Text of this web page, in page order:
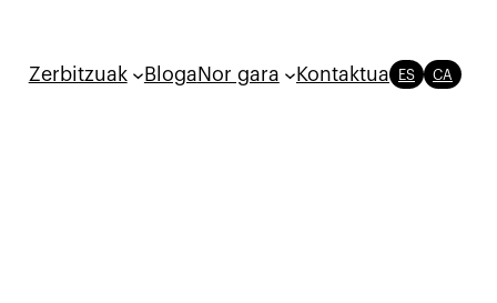
Zerbitzuak Bloga Nor gara Kontaktua ES CA